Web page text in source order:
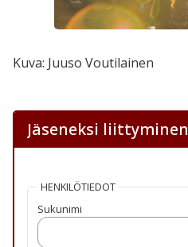
Kuva: Juuso Voutilainen
Jäseneksi liittyminen
HENKILÖTIEDOT
Sukunimi